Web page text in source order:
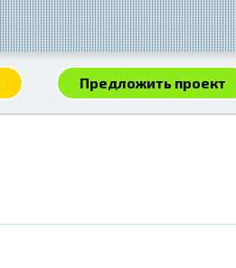
Предложить проект